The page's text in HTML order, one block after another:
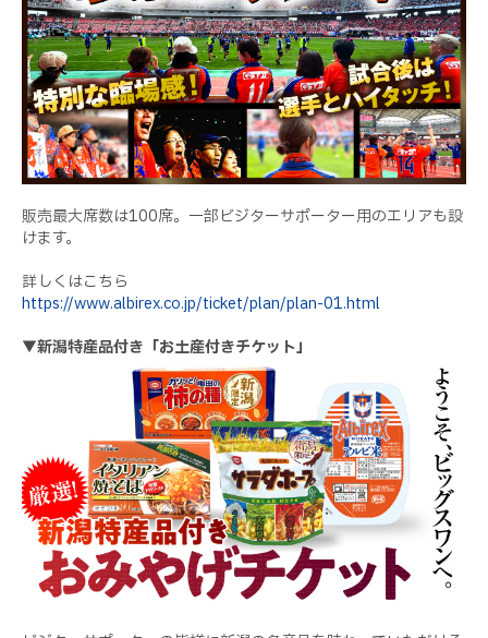
販売最大席数は100席。一部ビジターサポーター用のエリアも設
けます。
詳しくはこちら
https://www.albirex.co.jp/ticket/plan/plan-01.html
▼新潟特産品付き「お土産付きチケット」